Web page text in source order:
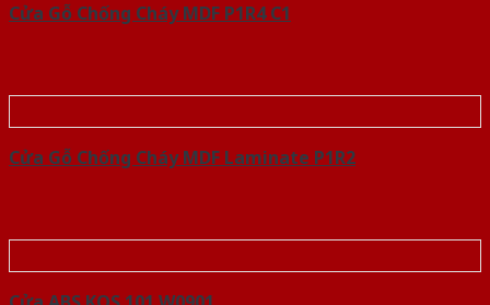
Cửa Gỗ Chống Cháy MDF P1R4 C1
Cửa Gỗ Chống Cháy MDF Laminate P1R2